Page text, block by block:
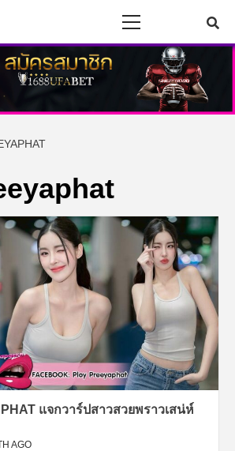
แจกวาร์ปสาวสวยพราวเสน่ห์
AGO